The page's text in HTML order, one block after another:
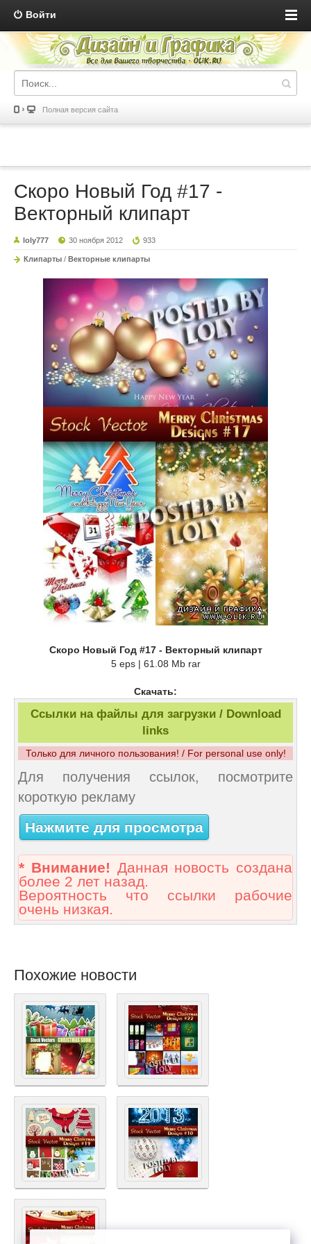
Войти
Полная версия сайта
Скоро Новый Год #17 -
Векторный клипарт
loly777 30 ноября 2012 933
Клипарты / Векторные клипарты
Скоро Новый Год #17 - Векторный клипарт
5 eps | 61.08 Mb rar
Скачать:
Ссылки на файлы для загрузки / Download
links
Только для личного пользования! / For personal use only!
Для получения ссылок, посмотрите
короткую рекламу
Нажмите для просмотра
* Внимание! Данная новость создана
более 2 лет назад.
Вероятность что ссылки рабочие
очень низкая.
Похожие новости